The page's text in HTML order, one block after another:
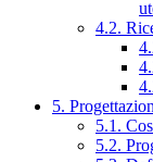
4.2.
5.
5.1.
5.2.